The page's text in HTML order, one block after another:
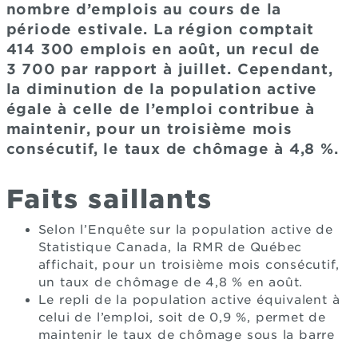
nombre d’emplois au cours de la
période estivale. La région comptait
414 300 emplois en août, un recul de
3 700 par rapport à juillet. Cependant,
la diminution de la population active
égale à celle de l’emploi contribue à
maintenir, pour un troisième mois
consécutif, le taux de chômage à 4,8 %.
Faits saillants
Selon l’Enquête sur la population active de
Statistique Canada, la RMR de Québec
affichait, pour un troisième mois consécutif,
un taux de chômage de 4,8 % en août.
Le repli de la population active équivalent à
celui de l’emploi, soit de 0,9 %, permet de
maintenir le taux de chômage sous la barre